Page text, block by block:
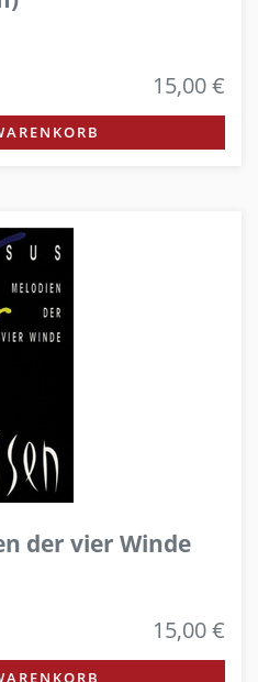
15,00 €
der vier Winde
15,00 €